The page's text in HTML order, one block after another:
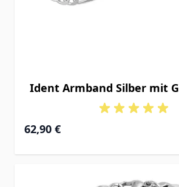
Ident Armband Silber mit
Ab
62,90 €